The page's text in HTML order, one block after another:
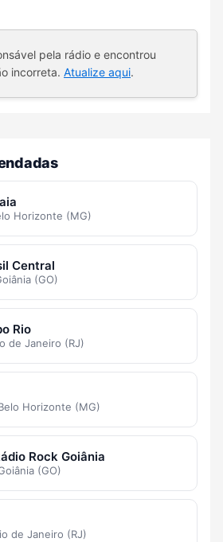
pela rádio e encontrou
incorreta. Atualize aqui.
Horizonte (MG)
Central
(GO)
Rio
de Janeiro (RJ)
Horizonte (MG)
Rock Goiânia
(GO)
de Janeiro (RJ)